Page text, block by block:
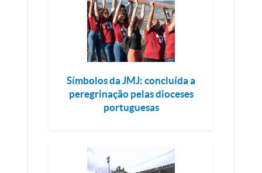
Símbolos da JMJ: concluída a
peregrinação pelas dioceses
portuguesas